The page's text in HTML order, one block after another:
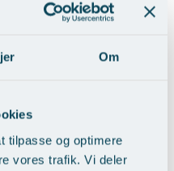
Om
tilpasse og optimere
vores trafik. Vi deler